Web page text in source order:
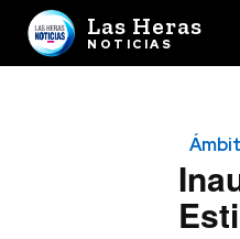
Las Heras
NOTICIAS